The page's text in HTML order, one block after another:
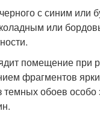
с синим или
или
помещение при
фрагментов
темных обоев